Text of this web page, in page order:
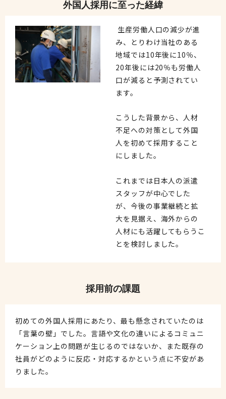
外国人採用に至った経緯
生産労働人口の減少が進
み、とりわけ当社のある
地域では10年後に10％、
20年後には20％も労働人
口が減ると予測されてい
ます。
こうした背景から、人材
不足への対策として外国
人を初めて採用すること
にしました。
これまでは日本人の派遣
スタッフが中心でした
が、今後の事業継続と拡
大を見据え、海外からの
人材にも活躍してもらうこ
とを検討しました。
採用前の課題
初めての外国人採用にあたり、最も懸念されていたのは
「言葉の壁」でした。言語や文化の違いによるコミュニ
ケーション上の問題が生じるのではないか、また既存の
社員がどのように反応・対応するかという点に不安があ
りました。